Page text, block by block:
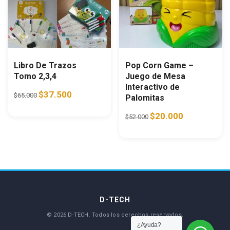
Libro De Trazos
Tomo 2,3,4
$65.000 Original price was: $65.000.
$37.500 Current price is: $37.500.
Pop Corn Game –
Juego de Mesa
Interactivo de
Palomitas
$52.000 Original price was:
$20.000
¿Ayuda?